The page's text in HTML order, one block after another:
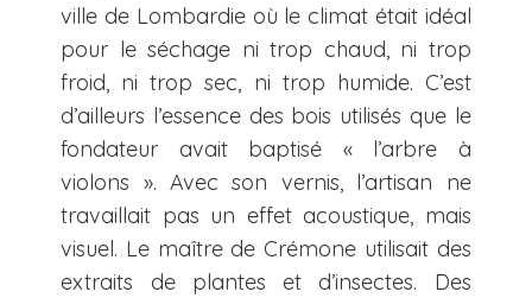
ville de Lombardie où le climat était idéal
pour le séchage ni trop chaud, ni trop
froid, ni trop sec, ni trop humide. C’est
d’ailleurs l’essence des bois utilisés que le
fondateur avait baptisé « l’arbre à
violons ». Avec son vernis, l’artisan ne
travaillait pas un effet acoustique, mais
visuel. Le maître de Crémone utilisait des
extraits de plantes et d’insectes. Des